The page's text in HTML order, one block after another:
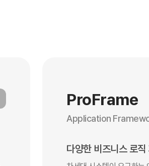
ProFrame
Application
다양한 비즈니스 로